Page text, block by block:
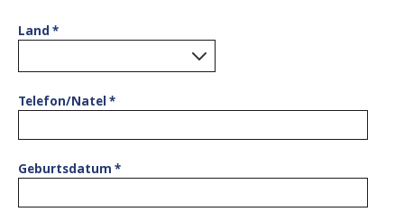
Land *
Telefon/Natel *
Geburtsdatum *